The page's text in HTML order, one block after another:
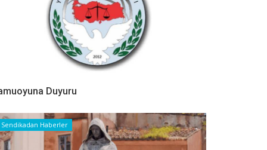
Duyuru
Sendikadan Haberler